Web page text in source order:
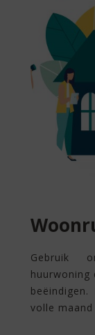
Gebruik
huurwoning
volle